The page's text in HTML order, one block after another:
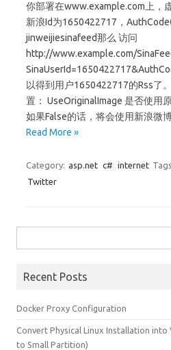
你部署在www.example.com上，
新浪Id为1650422717，
jinweijiesinafeed那么 访问
http://www.example.com/
以得到用户1650422717的Rss了
置： UseOriginalImage 是否使用
如果False的话，将会使用新浪微
Read More »
Category: asp.net c# internet
Twitter
Recent Posts
Docker Proxy Configuration
Convert Physical Linux Installation
to Small Partition)